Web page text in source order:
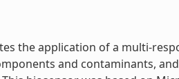
the application of a multi-
and contaminants,